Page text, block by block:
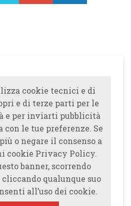
cookie tecnici e di
e di terze parti per le
e per inviarti pubblicità
le tue preferenze. Se
o negare il consenso a
cookie Privacy Policy.
banner, scorrendo
cliccando qualunque suo
all’uso dei cookie.